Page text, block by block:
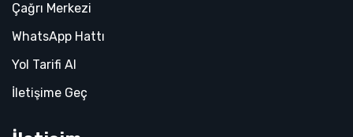
Çağrı Merkezi
WhatsApp Hattı
Yol Tarifi Al
İletişime Geç